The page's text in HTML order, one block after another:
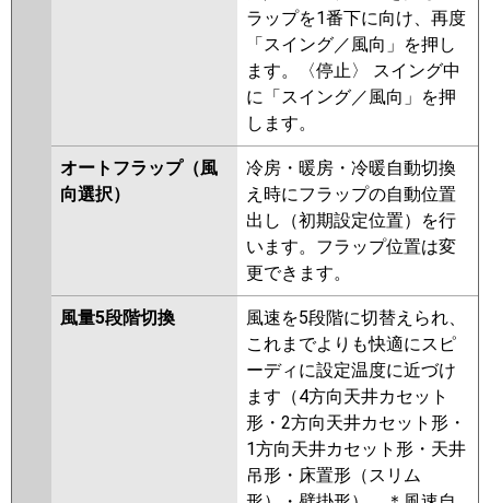
PA-P80T7KNBX PA-P80T7HNBX
PA-P80T7KB PA-P80T7HB
PA-
P80T7HNB PA-P80T7KN PA-
P80T7K PA-P80T7H PA-
P80T7HN PA-P80V6KNB
P80T6KB PA-P80T6KNB PA-
P80V6CNB
PA-P80T6CB PA-
P80T6CNB
PA-P80V6HNB PA-
P80T6HB PA-P80T6HNB PA-
P80V6KN PA-P80T6KA PA-
P80T6KN1 PA-P80V6HN
P80T6HN1 PA-P80T6HA
ラップを1番下に向け、再度
「スイング／風向」を押し
ます。〈停止〉 スイング中
に「スイング／風向」を押
します。
オートフラップ（風
向選択）
冷房・暖房・冷暖自動切換
え時にフラップの自動位置
出し（初期設定位置）を行
います。フラップ位置は変
更できます。
風量5段階切換
風速を5段階に切替えられ、
これまでよりも快適にスピ
ーディに設定温度に近づけ
ます（4方向天井カセット
形・2方向天井カセット形・
1方向天井カセット形・天井
吊形・床置形（スリム